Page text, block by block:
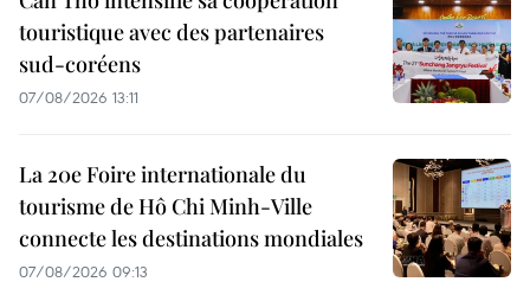
touristique avec des partenaires
sud-coréens
07/08/2026 13:11
La 20e Foire internationale du
tourisme de Hô Chi Minh-Ville
connecte les destinations mondiales
07/08/2026 09:13